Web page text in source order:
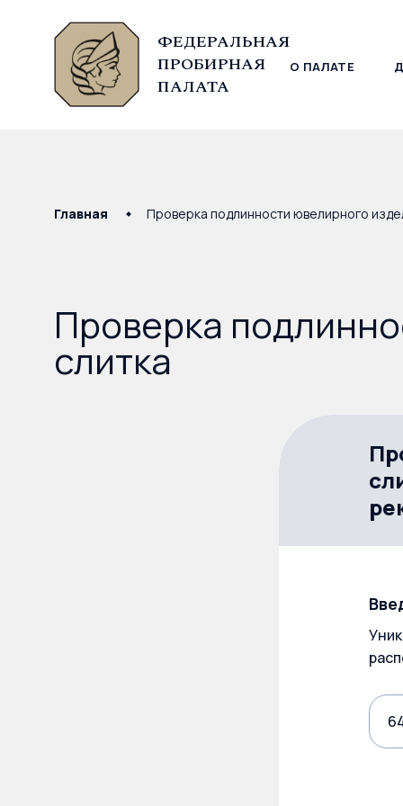
ФЕДЕРАЛЬНАЯ
ПРОБИРНАЯ
ПАЛАТА
О ПАЛАТЕ
© Федеральная пробирная палата, 2026
Главная Проверка подлинности ювелирного
Проверка
слитка